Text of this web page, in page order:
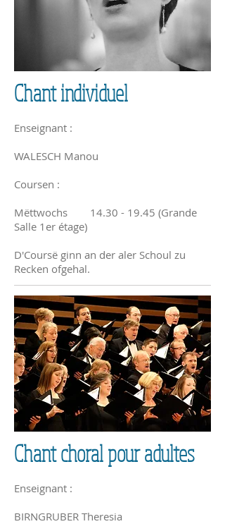
Chant individuel
Enseignant :
WALESCH Manou
Coursen :
Mëttwochs 14.30 - 19.45 (Grande
Salle 1er étage)
D'Coursë ginn an der aler Schoul zu
Recken ofgehal.
Chant choral pour adultes
Enseignant :
BIRNGRUBER Theresia